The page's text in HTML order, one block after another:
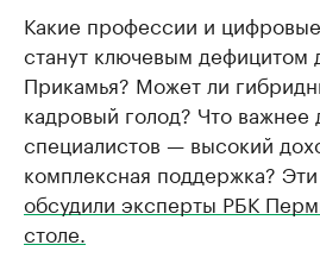
Какие профессии и
станут ключевым дефицитом
Прикамья? Может ли
кадровый голод? Что важнее
специалистов — высокий
комплексная поддержка?
обсудили эксперты РБК
столе.